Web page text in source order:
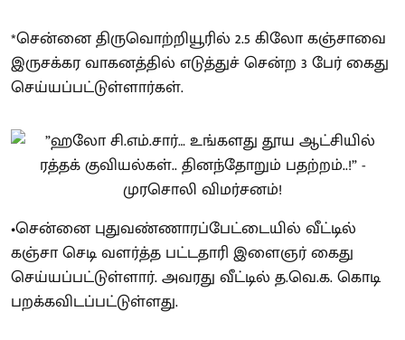
*சென்னை திருவொற்றியூரில் 2.5 கிலோ கஞ்சாவை
இருசக்கர வாகனத்தில் எடுத்துச் சென்ற 3 பேர் கைது
செய்யப்பட்டுள்ளார்கள்.
•சென்னை புதுவண்ணாரப்பேட்டையில் வீட்டில்
கஞ்சா செடி வளர்த்த பட்டதாரி இளைஞர் கைது
செய்யப்பட்டுள்ளார். அவரது வீட்டில் த.வெ.க. கொடி
பறக்கவிடப்பட்டுள்ளது.